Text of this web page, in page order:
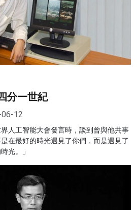
分一世紀
12
人工智能大會發言時，談到曾與他共事
在最好的時光遇見了你們，而是遇見了
光。」